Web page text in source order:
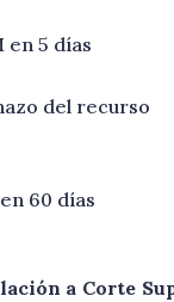
en 5 días
del recurso
60 días
a Corte